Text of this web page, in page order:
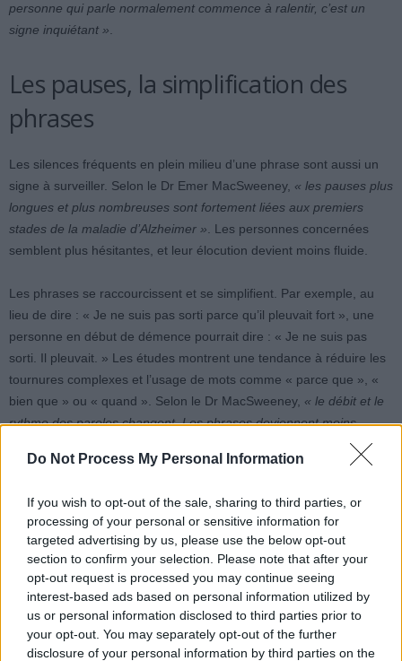
Do Not Process My Personal Information
If you wish to opt-out of the sale, sharing to third parties, or
processing of your personal or sensitive information for
targeted advertising by us, please use the below opt-out
section to confirm your selection. Please note that after your
opt-out request is processed you may continue seeing
interest-based ads based on personal information utilized by
us or personal information disclosed to third parties prior to
your opt-out. You may separately opt-out of the further
disclosure of your personal information by third parties on the
personne qui parle normalement commence à ralentir, c’est un
signe inquiétant »
Les pauses, la simplification des
phrases
Les silences fréquents en plein milieu d’une phrase sont aussi un
signe à surveiller. Selon le Dr Emer MacSweeney, « les pauses plus
longues et plus nombreuses sont fortement liées aux premiers
stades de la maladie d’Alzheimer » . Les personnes concernées
semblent plus hésitantes, et leur élocution devient moins fluide.
Les phrases se raccourcissent et se simplifient. Par exemple, au
lieu de dire : « Je ne suis pas sorti parce qu’il pleuvait fort », une
personne en début de démence pourrait dire : « Je ne suis pas
sorti. Il pleuvait. » Les études montrent une tendance à réduire les
tournures complexes et l’usage de mots comme « parce que », «
bien que » ou « quand ». Selon le Dr MacSweeney, « le débit et le
rythme des paroles changent. Les phrases deviennent moins
Quand s’inquiéter ?
Le Dr Emer MacSweeney insiste :« chez les personnes atteintes
de la maladie d’Alzheimer à un stade précoce, ces hésitations ne
sont pas simplement occasionnelles, mais deviennent de plus en
plus évidentes avec le temps » . Si, pendant plusieurs mois, vos
proches remarquent une augmentation des « euh », un
ralentissement du débit ou des phrases simplifiées, il est conseillé